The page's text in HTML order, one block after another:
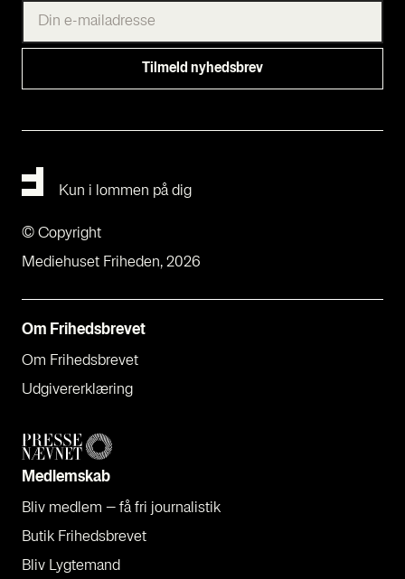
Om Fri­heds­bre­vet
Om Fri­heds­bre­vet
Udgi­ve­rer­klæ­ring
Med­lem­skab
Bliv med­lem – få fri jour­na­li­stik
Butik Fri­heds­bre­vet
Bliv Lyg­te­mand
Kun i lommen på dig
Mediehuset Friheden, 2026
© Copyright